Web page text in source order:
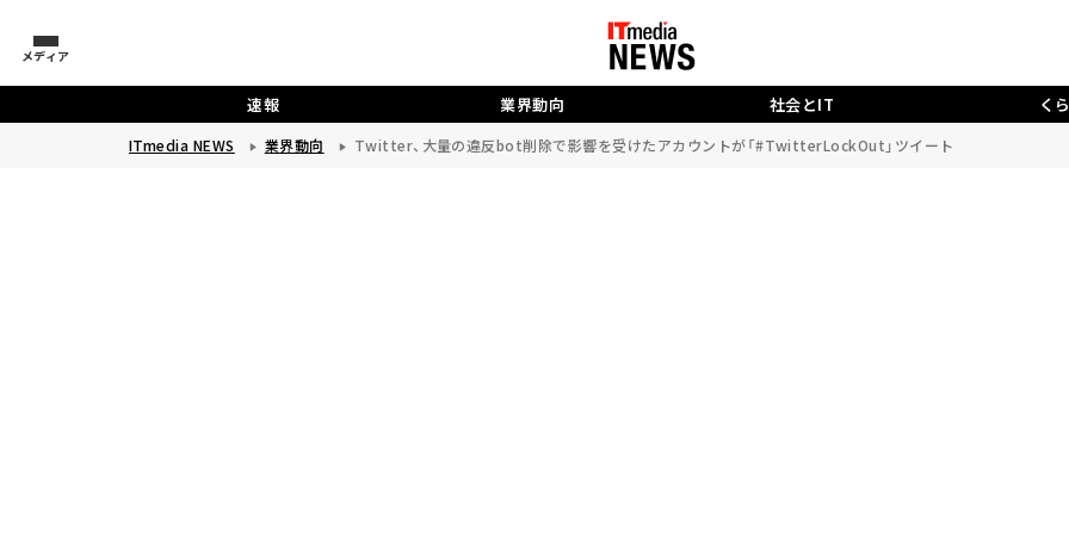
メディア
速報 業界動向 社会とIT く
ITmedia NEWS 業界動向 Twitter、大量の違反bot削除で影響を受けたアカウントが「#TwitterLockOut」ツイート